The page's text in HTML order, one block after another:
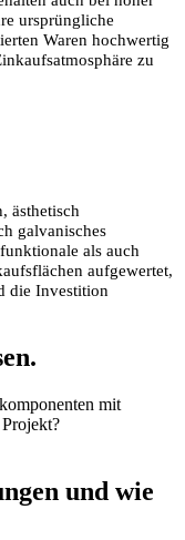
ursprüngliche
Waren hochwertig
zu
ästhetisch
galvanisches
als auch
aufgewertet,
die Investition
mit
und wie